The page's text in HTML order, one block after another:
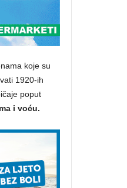
koje su
1920-ih
poput
i voću.